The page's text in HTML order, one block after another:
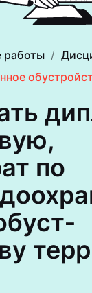
работы
по